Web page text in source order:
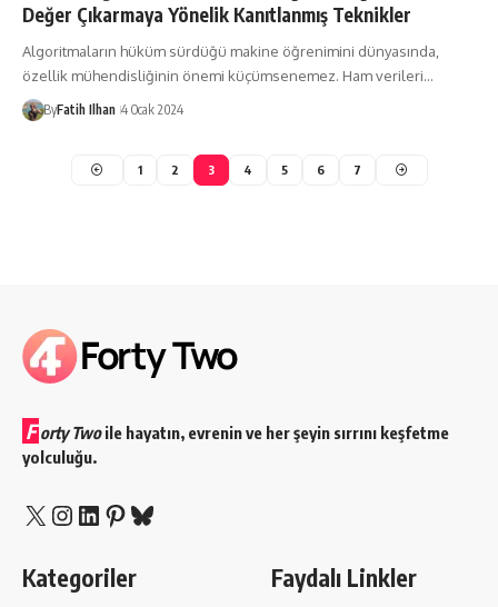
Değer Çıkarmaya Yönelik Kanıtlanmış Teknikler
Algoritmaların hüküm sürdüğü makine öğrenimini dünyasında,
özellik mühendisliğinin önemi küçümsenemez. Ham verileri…
ByFatih Ilhan 4 Ocak 2024
1 2 3 4 5 6 7
F orty Twoile hayatın, evrenin ve her şeyin sırrını keşfetme
yolculuğu.
X Instagram
LinkedIn
Pinterest
Bluesky
Kategoriler Faydalı Linkler